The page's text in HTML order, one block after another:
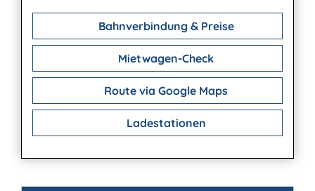
Bahnverbindung & Preise
Mietwagen-Check
Route via Google Maps
Ladestationen